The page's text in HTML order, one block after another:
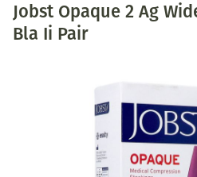
Jobst Opaque 2 Ag
Bla Ii Pair